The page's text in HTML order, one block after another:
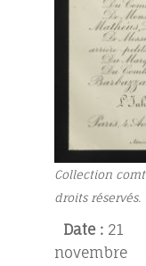
Collection
droits réservés.
Date : 21
novembre